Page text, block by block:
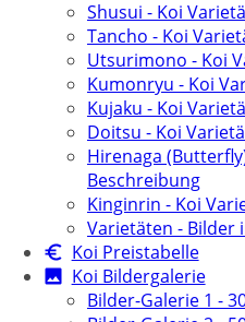
Shusui - Koi
Tancho - Koi
Utsurimono - Koi
Kumonryu - Koi
Kujaku - Koi
Doitsu - Koi
Hirenaga
Beschreibung
Kinginrin - Koi
Varietäten - Bilder
Koi Preistabelle
Koi Bildergalerie
Bilder-Galerie 1 -